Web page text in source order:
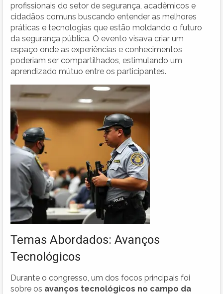
profissionais do setor de segurança, acadêmicos e
cidadãos comuns buscando entender as melhores
práticas e tecnologias que estão moldando o futuro
da segurança pública. O evento visava criar um
espaço onde as experiências e conhecimentos
poderiam ser compartilhados, estimulando um
aprendizado mútuo entre os participantes.
Temas Abordados: Avanços
Tecnológicos
Durante o congresso, um dos focos principais foi
sobre os avanços tecnológicos no campo da